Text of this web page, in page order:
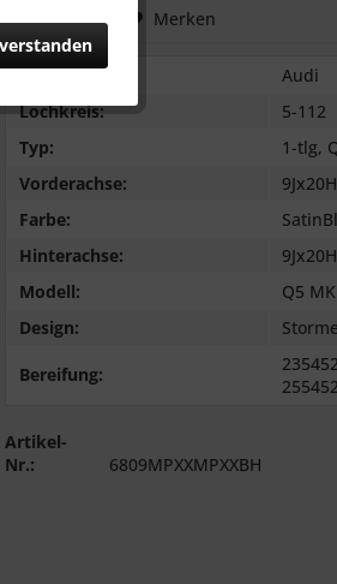
Vergleichen Merken
Marke:
Audi
Lochkreis:
5-112
Typ:
1-tlg,
Vorderachse:
Farbe:
Hinterachse:
Modell:
Q5
Design:
Bereifung:
Artikel-
Nr.:
6809MPXXMPXXBH